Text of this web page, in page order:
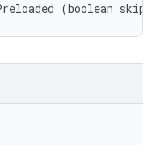
(boolean skip)